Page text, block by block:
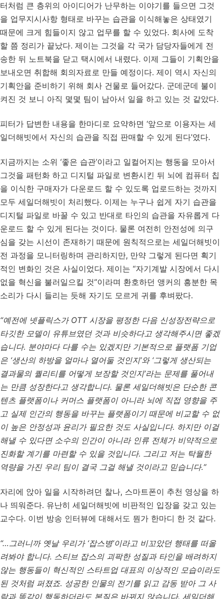
터처럼 큰 층위의 아이디어가 난무하는 이야기를 들으면 그것
을 업무지시사항 형태로 바꾸는 습관을 이식해놓은 상태였기
때문에 크게 힘들이지 않고 업무를 할 수 있었다. 회사에 도착
할 쯤 정리가 끝났다. 제이는 그것을 각 국가 담당자들에게 전
송한 뒤 노트북을 닫고 택시에서 내렸다. 이제 그들이 기획안을
보내오면 취합해 회의자료로 만들 예정이다. 제이 역시 자신의
기획안을 준비하기 위해 회사 건물로 들어갔다. 군데군데 불이
켜진 것 보니 아직 몇몇 팀이 남아서 일을 하고 있는 것 같았다.
피터가 답변한 내용을 한마디로 요약하면 ‘앞으로 이용자는 세
일더해빗에서 자신의 습관을 직접 판매할 수 있게 된다’였다.
지금까지는 소위 ‘좋은 습관’이라고 일컬어지는 행동을 모아서
그것을 패턴화 하고 디지털 파일로 변환시킨 뒤 뇌에 컴퓨터 칩
을 이식한 구매자가 다운로드 할 수 있도록 업로드하는 것까지
모두 세일더해빗이 처리했다. 이제는 누구나 쉽게 자기 습관을
디지털 파일로 바꿀 수 있고 반대로 타인의 습관을 자유롭게 다
운로드 할 수 있게 된다는 것이다. 물론 여전히 안전성에 의구
심을 갖는 시선이 존재하기 때문에 원칙적으로는 세일더해빗이
전 과정을 모니터링하며 관리하지만, 만약 그렇게 된다면 획기
적인 변화인 것은 사실이었다. 제이는 “자기계발 시장에서 다시
없을 혁신을 불러일으킬 것”이라며 환호하던 앵커의 흥분한 목
소리가 다시 들리는 듯해 자기도 모르게 귀를 후벼팠다.
“예전에 넷플릭스가 OTT 시장을 평정한 다음 신성장전략으로
타깃한 모델이 유튜브였던 것과 비슷하다고 생각해주시면 좋겠
습니다. 분야마다 다를 수는 있겠지만 기본적으로 플랫폼 기업
은 ‘생산의 하방을 얼마나 열어둘 것인지’와 ‘그렇게 생산되는
결과물의 퀄리티를 어떻게 보장할 것인지’라는 문제를 풀어내
는 만큼 성장한다고 생각합니다. 물론 세일더해빗은 단순한 콘
텐츠 플랫폼이나 커머스 플랫폼이 아니라 뇌에 직접 영향을 주
고 실제 인간의 행동을 바꾸는 플랫폼이기 때문에 비교할 수 없
이 높은 안정성과 윤리가 필요한 것도 사실입니다. 하지만 이걸
해낼 수 있다면 소수의 인간이 아니라 인류 전체가 비약적으로
진화할 계기를 마련할 수 있을 것입니다. 그리고 저는 탁월한
역량을 가진 우리 팀이 결국 그걸 해낼 것이라고 믿습니다.”
자리에 앉아 일을 시작하려던 찰나, 스마트폰이 추천 영상을 하
나 띄워준다. 유난히 세일더해빗에 비판적인 입장을 갖고 있는
교수다. 이번 방송 인터뷰에 대해서도 뭔가 한마디 한 것 같다.
“…그러니까 옛날 우리가 ‘잡스병’이라고 비꼬았던 행태를 떠올
려봐야 합니다. 스티브 잡스의 괴팍한 성질과 타인을 배려하지
않는 행동들이 혁신적인 스타트업 대표의 이상적인 모습이라도
된 것처럼 퍼졌죠. 성공한 인물의 전기를 읽고 감동 받아 그 사
람과 똑같이 행동하더라도 본질은 바뀌지 않습니다. 세일더해